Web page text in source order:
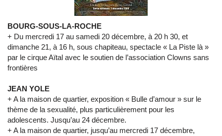
BOURG-SOUS-LA-ROCHE
+ Du mercredi 17 au samedi 20 décembre, à 20 h 30, et
dimanche 21, à 16 h, sous chapiteau, spectacle « La Piste là »
par le cirque Aïtal avec le soutien de l’association Clowns sans
frontières
JEAN YOLE
+ A la maison de quartier, exposition « Bulle d’amour » sur le
thème de la sexualité, plus particulièrement pour les
adolescents. Jusqu’au 24 décembre.
+ A la maison de quartier, jusqu’au mercredi 17 décembre,